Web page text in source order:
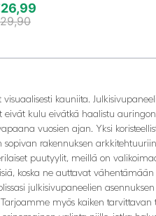
26,99
29,90
kauniita.
eivät kulu eivätkä haalistu
vuosien ajan. Yksi
rakennuksen
puutyylit, meillä on
koska ne auttavat
julkisivupaneelien
myös kaiken